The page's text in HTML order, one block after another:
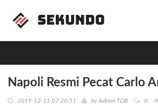
Napoli Resmi Pecat Carlo
2019-12-11 07:20:51 by Admin TDB 0